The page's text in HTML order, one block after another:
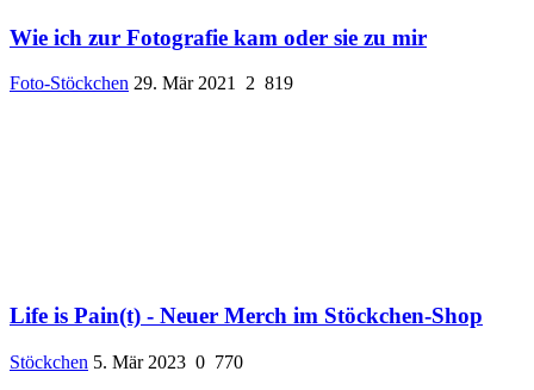
Wie ich zur Fotografie kam oder sie zu mir
Foto-Stöckchen 29. Mär 2021 2 819
Life is Pain(t) - Neuer Merch im Stöckchen-Shop
Stöckchen 5. Mär 2023 0 770